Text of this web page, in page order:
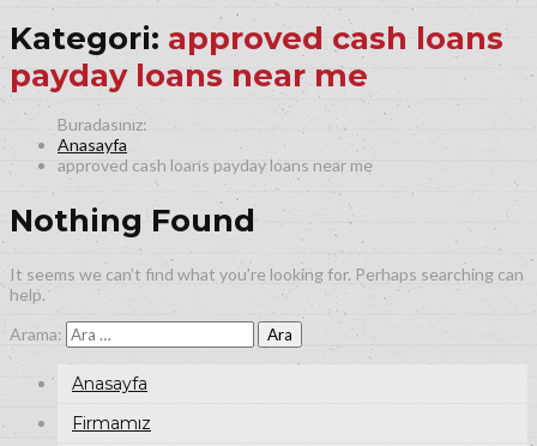
Kategori: approved cash loans
payday loans near me
Anasayfa
approved cash loans payday loans near me
Nothing Found
It seems we can’t find what you’re looking for. Perhaps searching can
help.
Arama:
Anasayfa
Firmamız